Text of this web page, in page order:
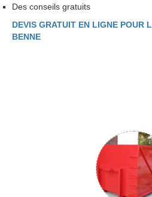
Des conseils gratuits
DEVIS GRATUIT EN LIGNE POUR
BENNE